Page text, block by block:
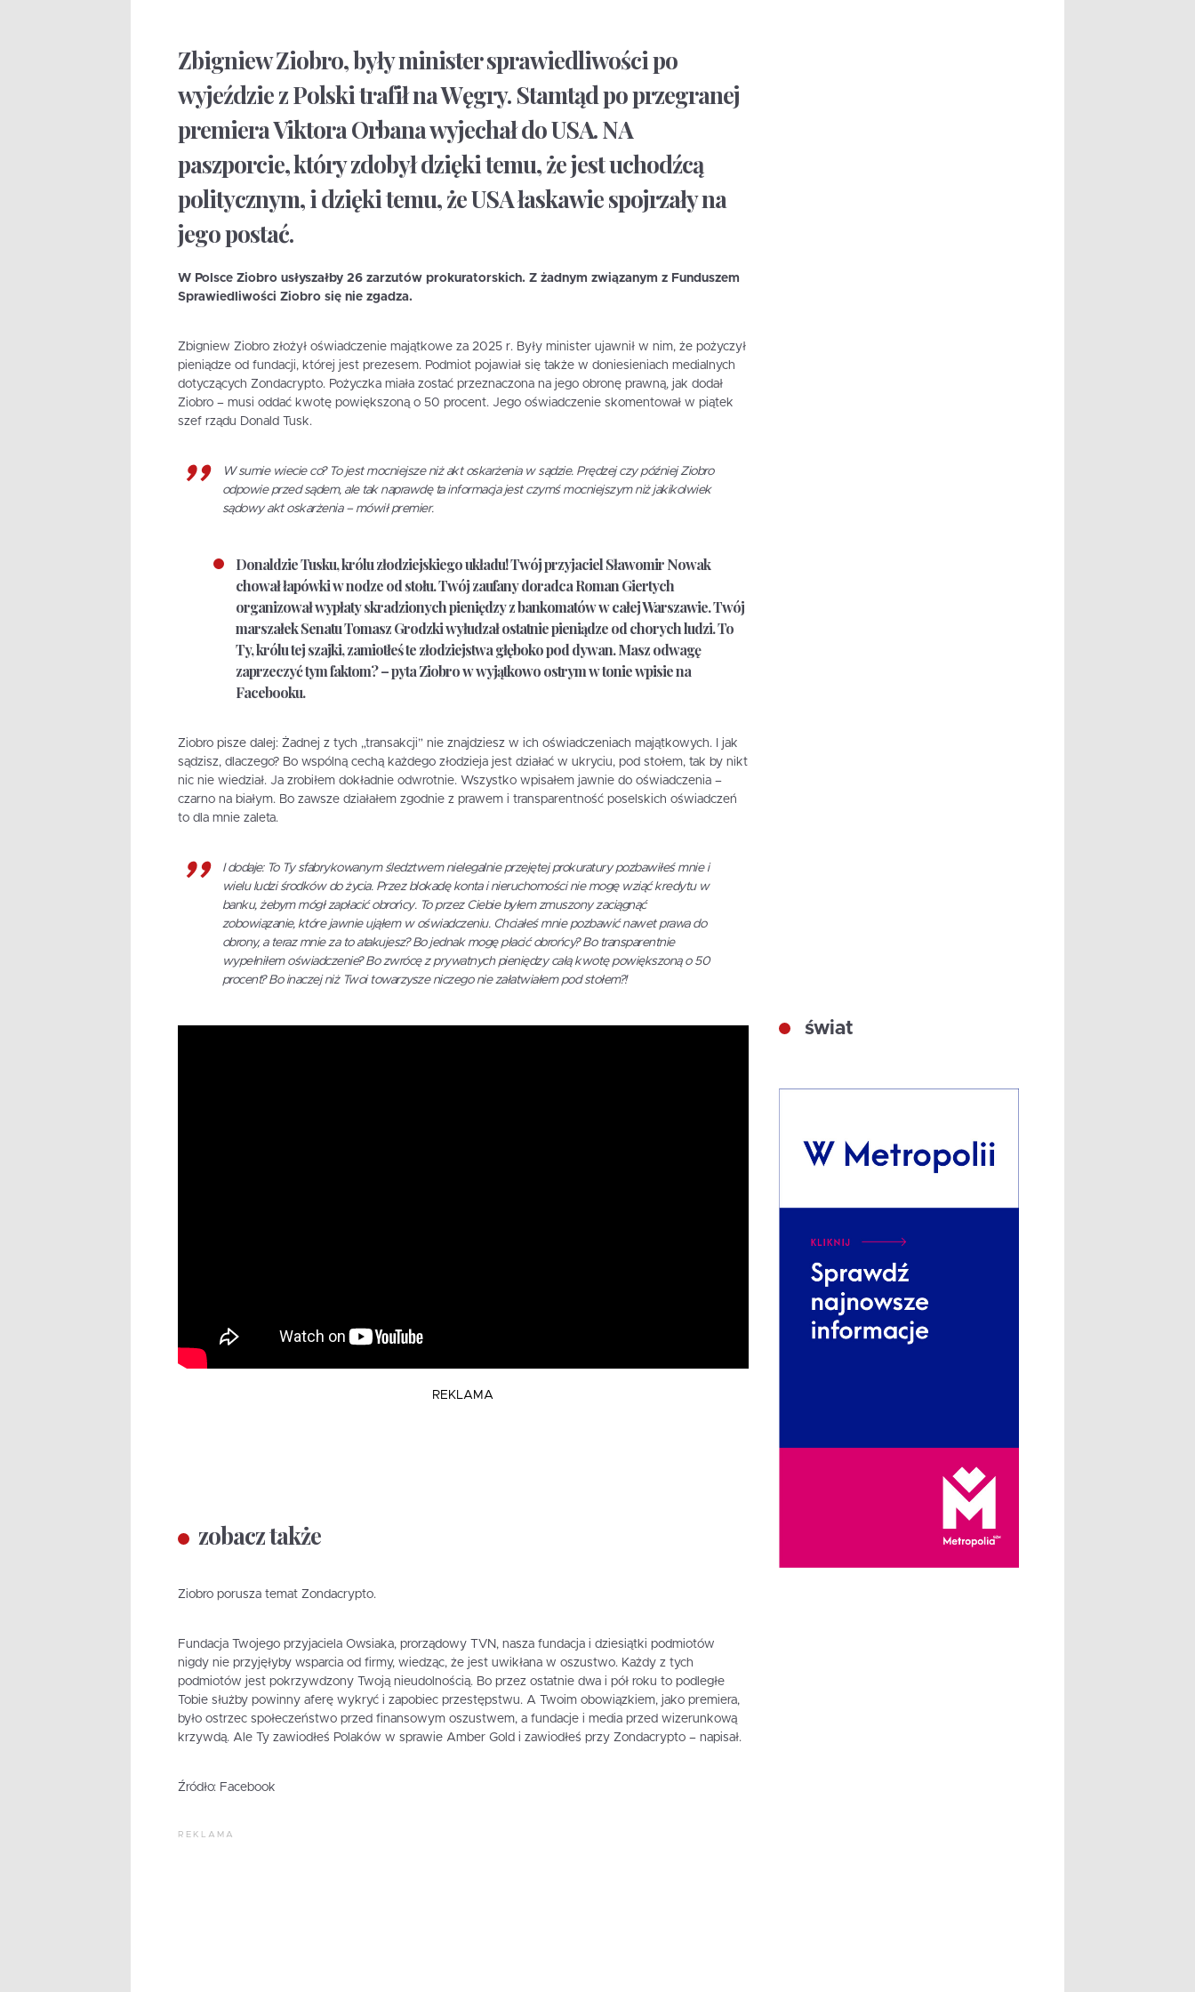
Zbigniew Ziobro, były minister sprawiedliwości po
wyjeździe z Polski trafił na Węgry. Stamtąd po przegranej
premiera Viktora Orbana wyjechał do USA. NA
paszporcie, który zdobył dzięki temu, że jest uchodźcą
politycznym, i dzięki temu, że USA łaskawie spojrzały na
jego postać.
W Polsce Ziobro usłyszałby 26 zarzutów prokuratorskich. Z żadnym związanym z Funduszem
Sprawiedliwości Ziobro się nie zgadza.
Zbigniew Ziobro złożył oświadczenie majątkowe za 2025 r. Były minister ujawnił w nim, że pożyczył
pieniądze od fundacji, której jest prezesem. Podmiot pojawiał się także w doniesieniach medialnych
dotyczących Zondacrypto. Pożyczka miała zostać przeznaczona na jego obronę prawną, jak dodał
Ziobro – musi oddać kwotę powiększoną o 50 procent. Jego oświadczenie skomentował w piątek
szef rządu Donald Tusk.
W sumie wiecie co? To jest mocniejsze niż akt oskarżenia w sądzie. Prędzej czy później Ziobro
odpowie przed sądem, ale tak naprawdę ta informacja jest czymś mocniejszym niż jakikolwiek
sądowy akt oskarżenia – mówił premier.
Donaldzie Tusku, królu złodziejskiego układu! Twój przyjaciel Sławomir Nowak
chował łapówki w nodze od stołu. Twój zaufany doradca Roman Giertych
organizował wypłaty skradzionych pieniędzy z bankomatów w całej Warszawie. Twój
marszałek Senatu Tomasz Grodzki wyłudzał ostatnie pieniądze od chorych ludzi. To
Ty, królu tej szajki, zamiotłeś te złodziejstwa głęboko pod dywan. Masz odwagę
zaprzeczyć tym faktom? – pyta Ziobro w wyjątkowo ostrym w tonie wpisie na
Facebooku.
Ziobro pisze dalej: Żadnej z tych „transakcji” nie znajdziesz w ich oświadczeniach majątkowych. I jak
sądzisz, dlaczego? Bo wspólną cechą każdego złodzieja jest działać w ukryciu, pod stołem, tak by nikt
nic nie wiedział. Ja zrobiłem dokładnie odwrotnie. Wszystko wpisałem jawnie do oświadczenia –
czarno na białym. Bo zawsze działałem zgodnie z prawem i transparentność poselskich oświadczeń
to dla mnie zaleta.
I dodaje: To Ty sfabrykowanym śledztwem nielegalnie przejętej prokuratury pozbawiłeś mnie i
wielu ludzi środków do życia. Przez blokadę konta i nieruchomości nie mogę wziąć kredytu w
banku, żebym mógł zapłacić obrońcy. To przez Ciebie byłem zmuszony zaciągnąć
zobowiązanie, które jawnie ująłem w oświadczeniu. Chciałeś mnie pozbawić nawet prawa do
obrony, a teraz mnie za to atakujesz? Bo jednak mogę płacić obrońcy? Bo transparentnie
wypełniłem oświadczenie? Bo zwrócę z prywatnych pieniędzy całą kwotę powiększoną o 50
procent? Bo inaczej niż Twoi towarzysze niczego nie załatwiałem pod stołem?!
REKLAMA
zobacz także
Ziobro porusza temat Zondacrypto.
Fundacja Twojego przyjaciela Owsiaka, prorządowy TVN, nasza fundacja i dziesiątki podmiotów
nigdy nie przyjęłyby wsparcia od firmy, wiedząc, że jest uwikłana w oszustwo. Każdy z tych
podmiotów jest pokrzywdzony Twoją nieudolnością. Bo przez ostatnie dwa i pół roku to podległe
Tobie służby powinny aferę wykryć i zapobiec przestępstwu. A Twoim obowiązkiem, jako premiera,
było ostrzec społeczeństwo przed finansowym oszustwem, a fundacje i media przed wizerunkową
krzywdą. Ale Ty zawiodłeś Polaków w sprawie Amber Gold i zawiodłeś przy Zondacrypto – napisał.
Źródło: Facebook
REKLAMA
świat